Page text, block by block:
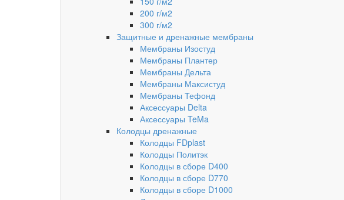
200 г/м2
300 г/м2
Защитные и дренажные мембраны
Мембраны Изостуд
Мембраны Плантер
Мембраны Дельта
Мембраны Максистуд
Мембраны Тефонд
Аксессуары Delta
Аксессуары TeMa
Колодцы дренажные
Колодцы FDplast
Колодцы Политэк
Колодцы в сборе D400
Колодцы в сборе D770
Колодцы в сборе D1000